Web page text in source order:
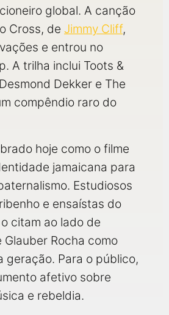
global. A canção
Cross, de Jimmy Cliff,
e entrou no
A trilha inclui Toots &
Dekker e The
compêndio raro do
hoje como o filme
jamaicana para
Estudiosos
e ensaístas do
citam ao lado de
Rocha como
geração. Para o público,
afetivo sobre
e rebeldia.